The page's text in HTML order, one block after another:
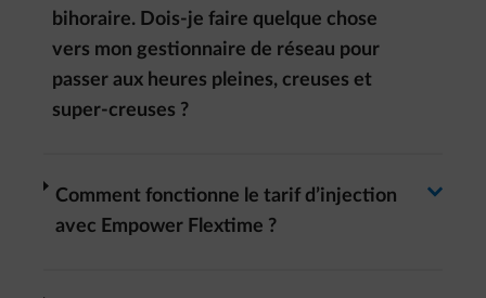
bihoraire. Dois-je faire quelque chose
vers mon gestionnaire de réseau pour
passer aux heures pleines, creuses et
super-creuses ?
Comment fonctionne le tarif d’injection
avec Empower Flextime ?
arrow-right